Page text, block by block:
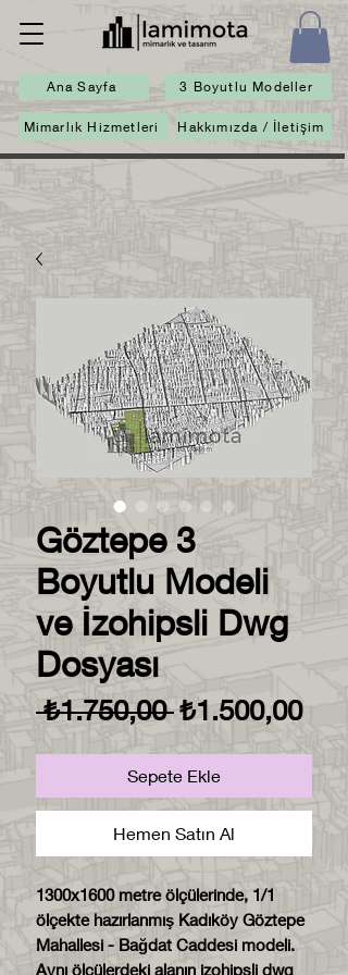
Ana Sayfa 3 Boyutlu Modeller
Mimarlık Hizmetleri Hakkımızda / İletişim
Göztepe 3
Boyutlu Modeli
ve İzohipsli Dwg
Dosyası
₺1.750,00 Normal
Fiyat
₺1.500,00
Fiyat
Sepete Ekle
Hemen Satın Al
1300x1600 metre ölçülerinde, 1/1
ölçekte hazırlanmış Kadıköy Göztepe
Mahallesi - Bağdat Caddesi modeli.
Aynı ölçülerdeki alanın izohipsli dwg